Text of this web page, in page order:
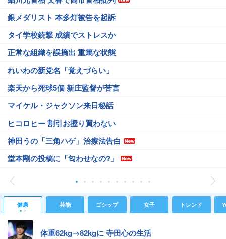
銀メダリスト 本多灯被告を起訴
タイ学校銃撃 成績でストレスか
正常な組織を誤摘出 重篤な状態
れいわの新党名「覚えづらい」
楽天から死球5個 新庄監督が苦言
マイケル・ジャクソン来日秘話
ヒコロヒー 割引お握り買わない
神田うの「三角ハゲ」治療法告白
堂本剛の投稿に「匂わせなの?」
健康 芸能 ゴシップ 女子 トレンド
体重62kg→82kgに 寺田心の生活